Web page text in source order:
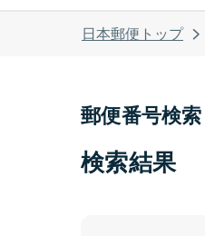
日本郵便トップ
郵便番号検索
検索結果